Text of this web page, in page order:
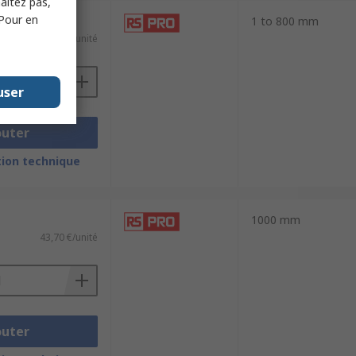
61,18 €/unité
technique
1 to 800 mm
43,70 €/unité
1000 mm
en